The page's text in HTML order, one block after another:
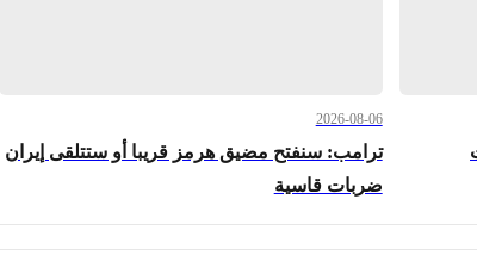
2026-08-06
ترامب: سنفتح مضيق هرمز قريبا أو ستتلقى إيران
ضربات قاسية